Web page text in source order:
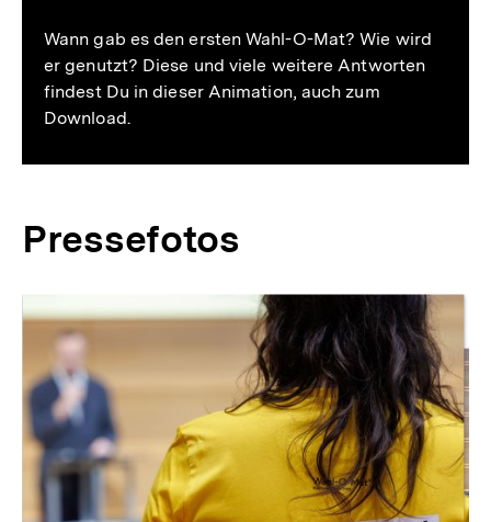
Wann gab es den ersten Wahl-O-Mat? Wie wird
er genutzt? Diese und viele weitere Antworten
findest Du in dieser Animation, auch zum
Download.
Pressefotos
überspringen